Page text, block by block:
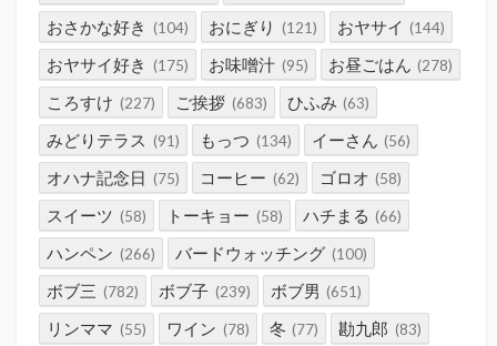
おさかな好き (104) おにぎり (121) おヤサイ (144)
おヤサイ好き (175) お味噌汁 (95) お昼ごはん (278)
ころすけ (227) ご挨拶 (683) ひふみ (63)
みどりテラス (91) もっつ (134) イーさん (56)
オハナ記念日 (75) コーヒー (62) ゴロオ (58)
スイーツ (58) トーキョー (58) ハチまる (66)
ハンペン (266) バードウォッチング (100)
ボブ三 (782) ボブ子 (239) ボブ男 (651)
リンママ (55) ワイン (78) 冬 (77) 勘九郎 (83)